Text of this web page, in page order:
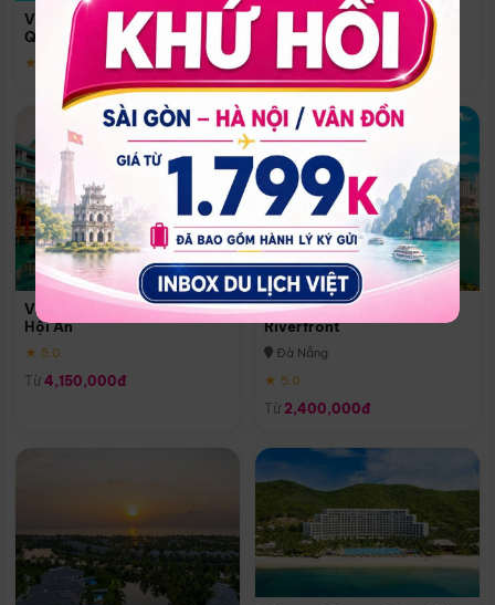
Vinpearl Resort & Spa Phu
Quoc
★ 5.0
Quoc
Phú Quốc
★ 5.0
Vinpearl Resort & Golf Nam
Hội An
★ 5.0
Từ 4,150,000đ
Melia Vinpearl Danang
Riverfront
Đà Nẵng
★ 5.0
Từ 2,400,000đ